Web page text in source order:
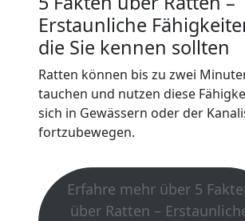
Erstaunliche
die Sie kennen sollten
Ratten können bis zu zwei
tauchen und nutzen diese
sich in Gewässern oder der
fortzubewegen.
Erfahre mehr über 5
über Ratten –